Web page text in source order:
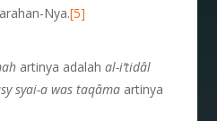
Nya.[5]
artinya adalahal-i’tidâl
syai-a was taqâma artinya